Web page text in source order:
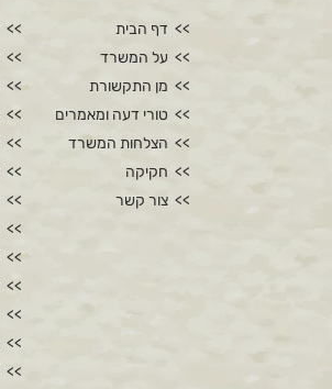
דף הבית
על המשרד
מן התקשורת
טורי דעה ומאמרים
הצלחות המשרד
חקיקה
צור קשר